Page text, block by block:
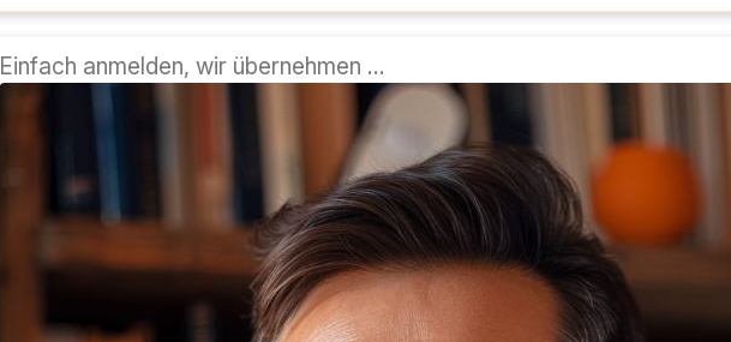
فقط کافیه ثبت نام کنید، ما همه چی رو درست میکنیم...